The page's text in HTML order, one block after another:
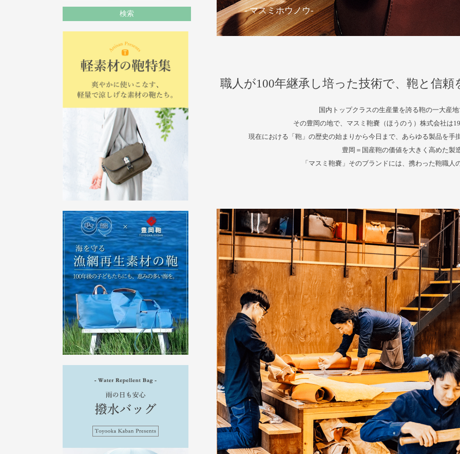
- マスミホウノウ-
職人が100年継承し培った技術で、鞄と信
国内トップクラスの生産量を誇る鞄の一大産
その豊岡の地で、マスミ鞄嚢（ほうのう）株式会社は
現在における「鞄」の歴史の始まりから今日まで、あらゆる製品を手
豊岡＝国産鞄の価値を大きく高めた製
「マスミ鞄嚢」そのブランドには、携わった鞄職人
検索